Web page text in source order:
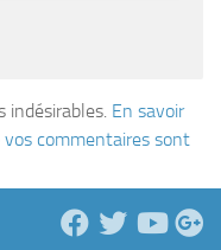
indésirables. En savoir
commentaires sont